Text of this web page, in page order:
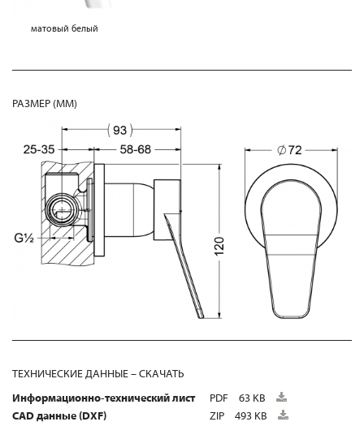
матовый белый
РАЗМЕР (MM)
ТЕХНИЧЕСКИЕ ДАННЫЕ – СКАЧАТЬ
Информационно-технический лист
PDF
63 KB
CAD данные (DXF)
ZIP 493 KB